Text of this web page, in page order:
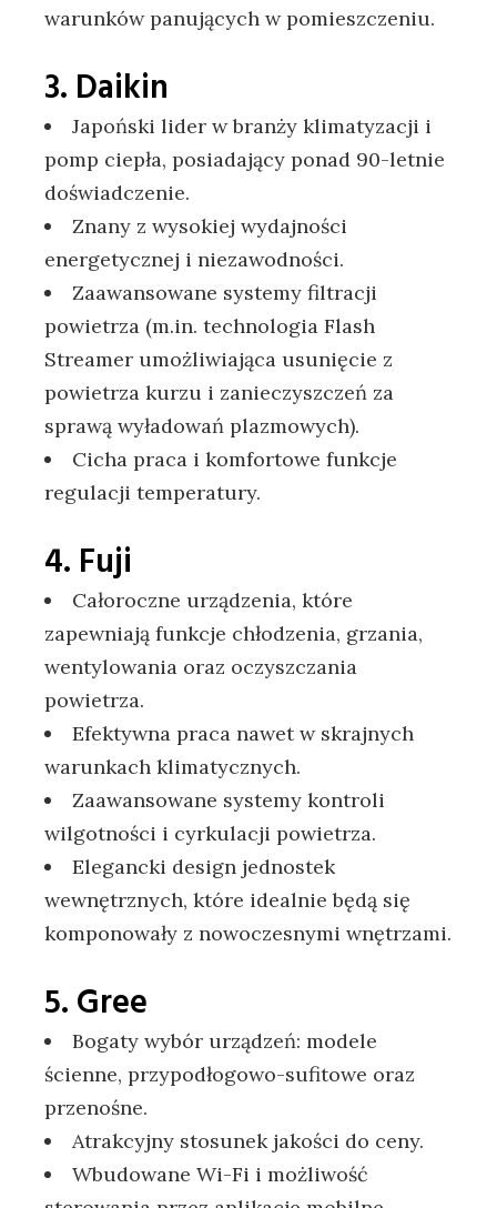
warunków panujących w pomieszczeniu.
3. Daikin
Japoński lider w branży klimatyzacji i
pomp ciepła, posiadający ponad 90-letnie
doświadczenie.
Znany z wysokiej wydajności
energetycznej i niezawodności.
Zaawansowane systemy filtracji
powietrza (m.in. technologia Flash
Streamer umożliwiająca usunięcie z
powietrza kurzu i zanieczyszczeń za
sprawą wyładowań plazmowych).
Cicha praca i komfortowe funkcje
regulacji temperatury.
4. Fuji
Całoroczne urządzenia, które
zapewniają funkcje chłodzenia, grzania,
wentylowania oraz oczyszczania
powietrza.
Efektywna praca nawet w skrajnych
warunkach klimatycznych.
Zaawansowane systemy kontroli
wilgotności i cyrkulacji powietrza.
Elegancki design jednostek
wewnętrznych, które idealnie będą się
komponowały z nowoczesnymi wnętrzami.
5. Gree
Bogaty wybór urządzeń: modele
ścienne, przypodłogowo-sufitowe oraz
przenośne.
Atrakcyjny stosunek jakości do ceny.
Wbudowane Wi-Fi i możliwość